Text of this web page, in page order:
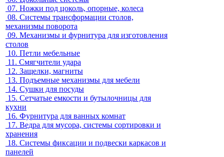
07. Ножки под цоколь, опорные, колеса
08. Системы трансформации столов,
механизмы поворота
09. Механизмы и фурнитура для изготовления
столов
10. Петли мебельные
11. Смягчители удара
12. Защелки, магниты
13. Подъемные механизмы для мебели
14. Сушки для посуды
15. Сетчатые емкости и бутылочницы для
кухни
16. Фурнитура для ванных комнат
17. Ведра для мусора, системы сортировки и
хранения
18. Системы фиксации и подвески каркасов и
панелей